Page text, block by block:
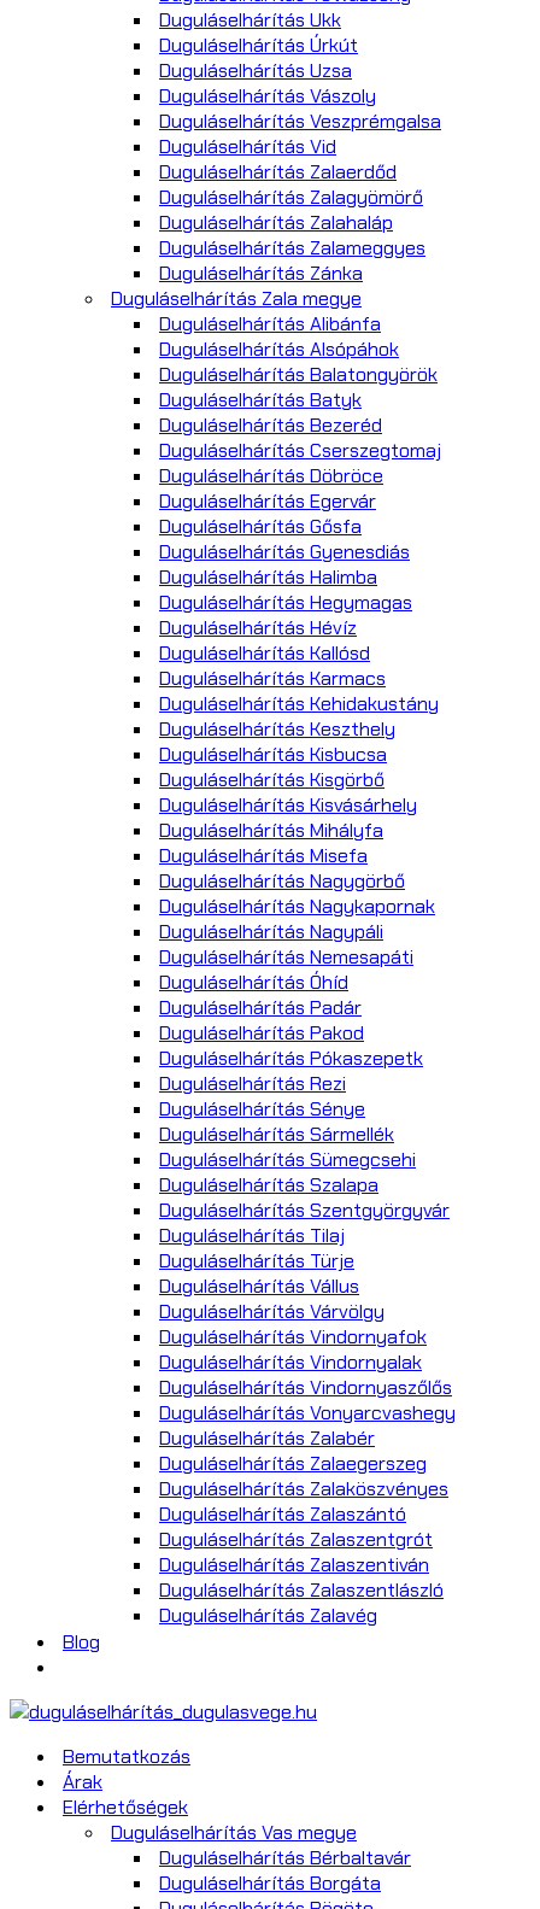
Duguláselhárítás Ukk
Duguláselhárítás Úrkút
Duguláselhárítás Uzsa
Duguláselhárítás Vászoly
Duguláselhárítás Veszprémgalsa
Duguláselhárítás Vid
Duguláselhárítás Zalaerdőd
Duguláselhárítás Zalagyömörő
Duguláselhárítás Zalahaláp
Duguláselhárítás Zalameggyes
Duguláselhárítás Zánka
Duguláselhárítás Zala megye
Duguláselhárítás Alibánfa
Duguláselhárítás Alsópáhok
Duguláselhárítás Balatongyörök
Duguláselhárítás Batyk
Duguláselhárítás Bezeréd
Duguláselhárítás Cserszegtomaj
Duguláselhárítás Döbröce
Duguláselhárítás Egervár
Duguláselhárítás Gősfa
Duguláselhárítás Gyenesdiás
Duguláselhárítás Halimba
Duguláselhárítás Hegymagas
Duguláselhárítás Hévíz
Duguláselhárítás Kallósd
Duguláselhárítás Karmacs
Duguláselhárítás Kehidakustány
Duguláselhárítás Keszthely
Duguláselhárítás Kisbucsa
Duguláselhárítás Kisgörbő
Duguláselhárítás Kisvásárhely
Duguláselhárítás Mihályfa
Duguláselhárítás Misefa
Duguláselhárítás Nagygörbő
Duguláselhárítás Nagykapornak
Duguláselhárítás Nagypáli
Duguláselhárítás Nemesapáti
Duguláselhárítás Óhíd
Duguláselhárítás Padár
Duguláselhárítás Pakod
Duguláselhárítás Pókaszepetk
Duguláselhárítás Rezi
Duguláselhárítás Sénye
Duguláselhárítás Sármellék
Duguláselhárítás Sümegcsehi
Duguláselhárítás Szalapa
Duguláselhárítás Szentgyörgyvár
Duguláselhárítás Tilaj
Duguláselhárítás Türje
Duguláselhárítás Vállus
Duguláselhárítás Várvölgy
Duguláselhárítás Vindornyafok
Duguláselhárítás Vindornyalak
Duguláselhárítás Vindornyaszőlős
Duguláselhárítás Vonyarcvashegy
Duguláselhárítás Zalabér
Duguláselhárítás Zalaegerszeg
Duguláselhárítás Zalaköszvényes
Duguláselhárítás Zalaszántó
Duguláselhárítás Zalaszentgrót
Duguláselhárítás Zalaszentiván
Duguláselhárítás Zalaszentlászló
Duguláselhárítás Zalavég
Blog
Bemutatkozás
Árak
Elérhetőségek
Duguláselhárítás Vas megye
Duguláselhárítás Bérbaltavár
Duguláselhárítás Borgáta